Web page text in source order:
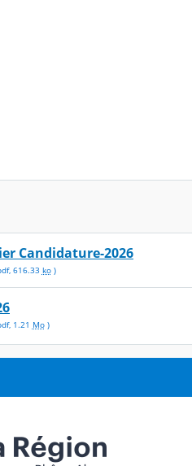
Candidature-2026
, 616.33 ko)
, 1.21 Mo)